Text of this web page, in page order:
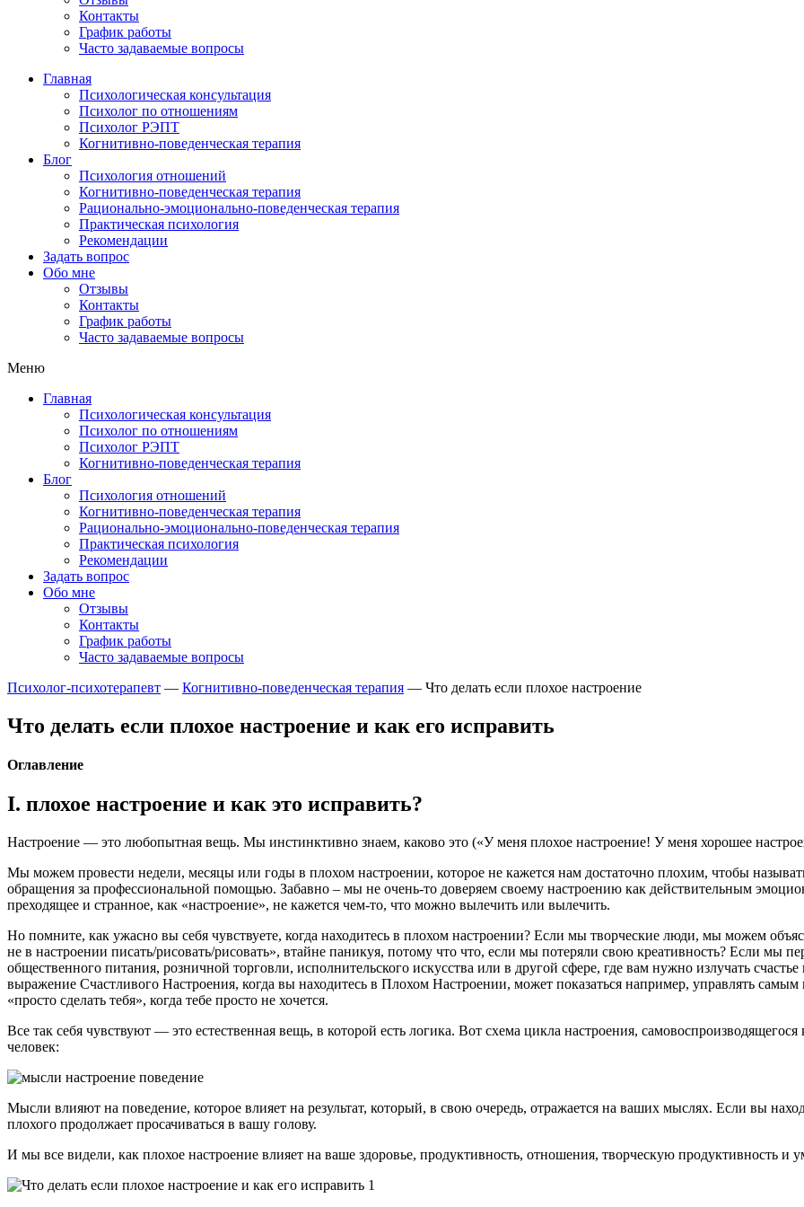
Контакты
График работы
Часто задаваемые вопросы
Главная
Психологическая консультация
Психолог по отношениям
Психолог РЭПТ
Когнитивно-поведенческая терапия
Блог
Психология отношений
Когнитивно-поведенческая терапия
Рационально-эмоционально-поведенческая терапия
Практическая психология
Рекомендации
Задать вопрос
Обо мне
Отзывы
Контакты
График работы
Часто задаваемые вопросы
Меню
Главная
Психологическая консультация
Психолог по отношениям
Психолог РЭПТ
Когнитивно-поведенческая терапия
Блог
Психология отношений
Когнитивно-поведенческая терапия
Рационально-эмоционально-поведенческая терапия
Практическая психология
Рекомендации
Задать вопрос
Обо мне
Отзывы
Контакты
График работы
Часто задаваемые вопросы
Психолог-психотерапевт — Когнитивно-поведенческая терапия — Что делать если плохое настроение
Что делать если плохое настроение и как его исправить
Оглавление
I. плохое настроение и как это исправить?
Настроение — это любопытная вещь. Мы инстинктивно знаем, каково это («У меня плохое настроение! У меня хорошее
Мы можем провести недели, месяцы или годы в плохом настроении, которое не кажется нам достаточно плохим, чтобы
обращения за профессиональной помощью. Забавно – мы не очень-то доверяем своему настроению как действительным
преходящее и странное, как «настроение», не кажется чем-то, что можно вылечить или вылечить.
Но помните, как ужасно вы себя чувствуете, когда находитесь в плохом настроении? Если мы творческие люди, мы можем
не в настроении писать/рисовать/рисовать», втайне паникуя, потому что что, если мы потеряли свою креативность? Если
общественного питания, розничной торговли, исполнительского искусства или в другой сфере, где вам нужно излучать
выражение Счастливого Настроения, когда вы находитесь в Плохом Настроении, может показаться например, управлять
«просто сделать тебя», когда тебе просто не хочется.
Все так себя чувствуют — это естественная вещь, в которой есть логика. Вот схема цикла настроения,
человек:
Мысли влияют на поведение, которое влияет на результат, который, в свою очередь, отражается на ваших мыслях. Если вы
плохого продолжает просачиваться в вашу голову.
И мы все видели, как плохое настроение влияет на ваше здоровье, продуктивность, отношения, творческую продуктивность